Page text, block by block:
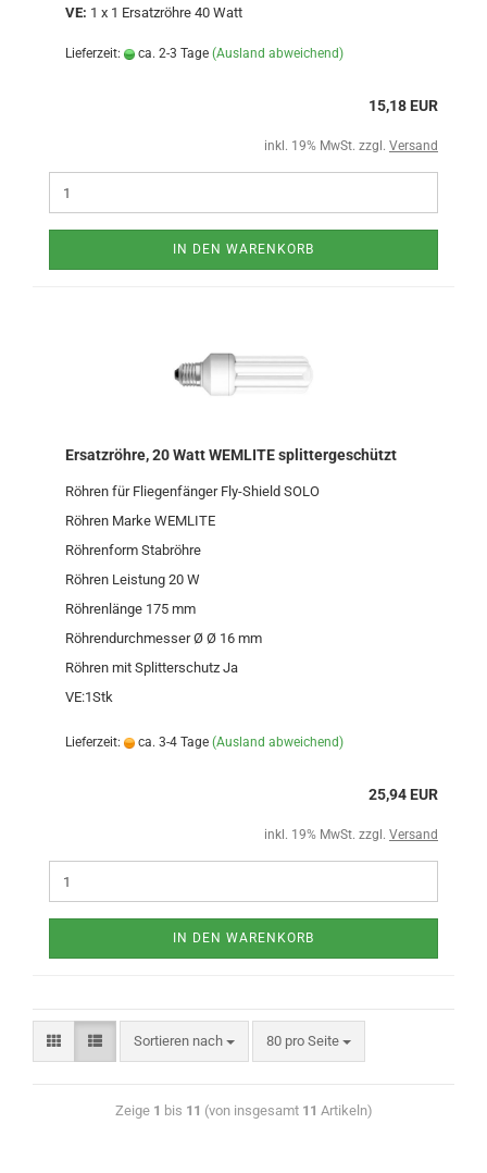
VE: 1 x 1 Ersatzröhre 40 Watt
Lieferzeit: ca. 2-3 Tage (Ausland abweichend)
15,18 EUR
inkl. 19% MwSt. zzgl. Versand
IN DEN WARENKORB
Ersatzröhre, 20 Watt WEMLITE splittergeschützt
Röhren für Fliegenfänger Fly-Shield SOLO
Röhren Marke WEMLITE
Röhrenform Stabröhre
Röhren Leistung 20 W
Röhrenlänge 175 mm
Röhrendurchmesser Ø Ø 16 mm
Röhren mit Splitterschutz Ja
VE:1Stk
Lieferzeit: ca. 3-4 Tage (Ausland abweichend)
25,94 EUR
inkl. 19% MwSt. zzgl. Versand
IN DEN WARENKORB
Sortieren nach 80 pro Seite
Zeige 1 bis 11 (von insgesamt 11 Artikeln)